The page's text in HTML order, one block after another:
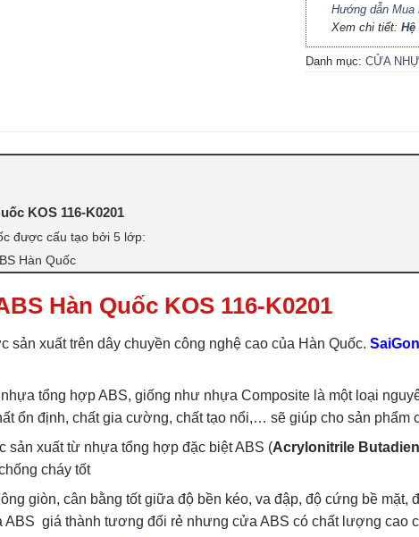
Hướng dẫn Mua
Xem chi tiết: Hệ
Danh mục: CỬA
KOS 116-K0201
được cấu tạo bởi 5 lớp:
Hàn Quốc
Hàn Quốc KOS 116-K0201
xuất trên dây chuyền công nghệ cao của Hàn Quốc.
tổng hợp ABS, giống như nhựa Composite là một loại
ổn định, chất gia cường, chất tạo nổi,… sẽ giúp cho sản
xuất từ nhựa tổng hợp đặc biệt ABS (Acrylonitrile
cháy tốt
giòn, cân bằng tốt giữa độ bền kéo, va đập, độ cứng bề mặt,
giá thành tương đối rẻ nhưng cửa ABS có chất lượng cao